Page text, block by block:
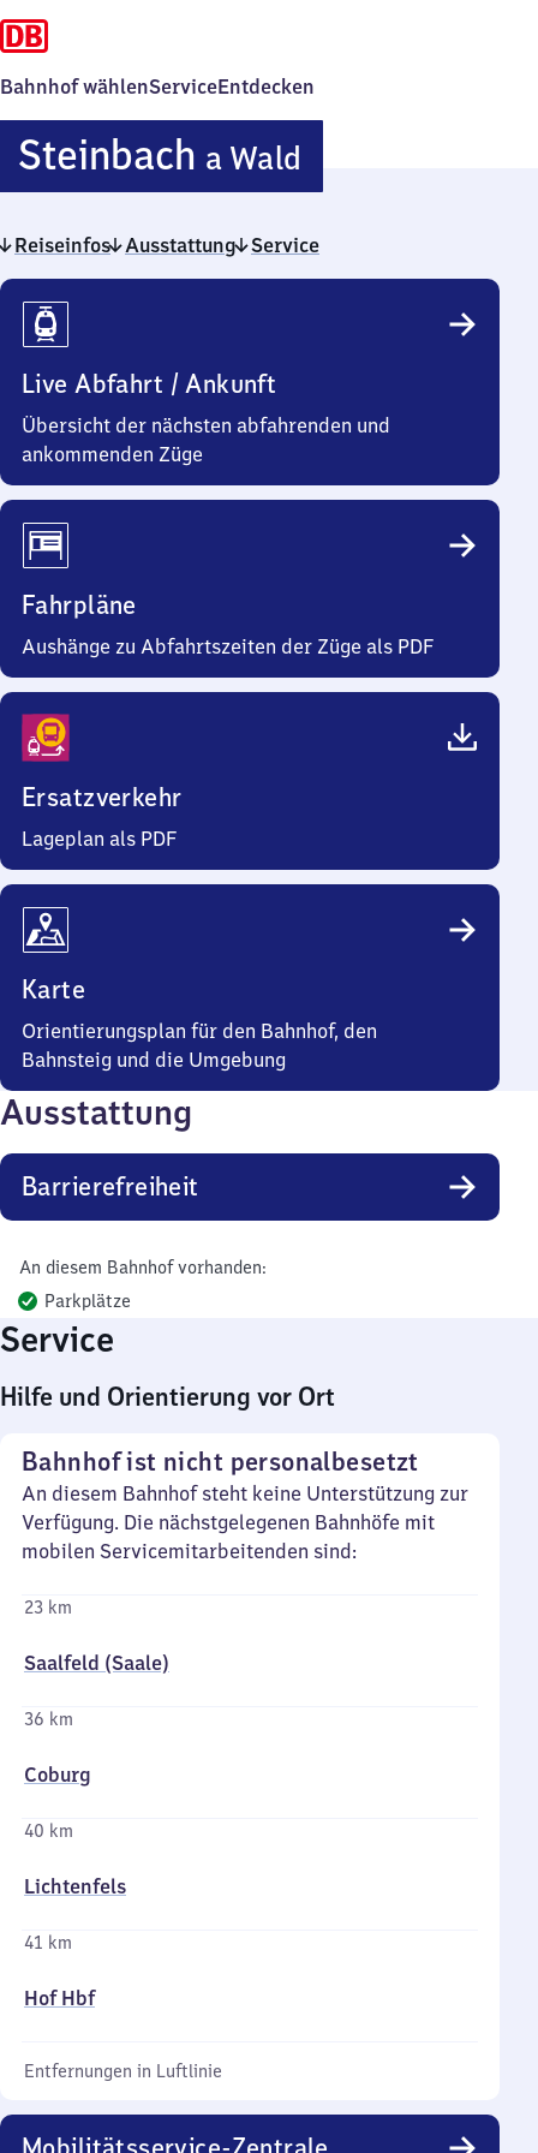
Bahnhof wählenServiceEntdecken
Steinbach a Wald
am
Wald
Reiseinfos Ausstattung Service
Reiseinfos
Live Abfahrt / Ankunft
Übersicht der nächsten abfahrenden und
ankommenden Züge
Fahrpläne
Aushänge zu Abfahrtszeiten der Züge als PDF
Ersatzverkehr
Lageplan als PDF
Karte
Orientierungsplan für den Bahnhof, den
Bahnsteig und die Umgebung
Ausstattung
Barrierefreiheit
An diesem Bahnhof vorhanden:
Parkplätze
Service
Hilfe und Orientierung vor Ort
Bahnhof ist nicht personalbesetzt
An diesem Bahnhof steht keine Unterstützung zur
Verfügung. Die nächstgelegenen Bahnhöfe mit
mobilen Servicemitarbeitenden sind:
23 km
Saalfeld (Saale)
36 km
Coburg
40 km
Lichtenfels
41 km
Hof Hbf
Entfernungen in Luftlinie